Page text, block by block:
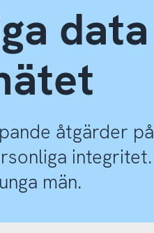
data
åtgärder på
integritet.
män.